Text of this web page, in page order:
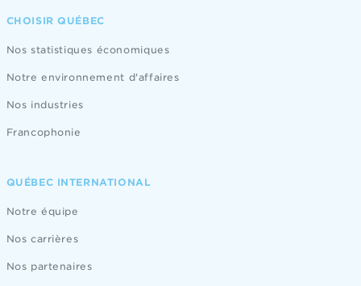
CHOISIR QUÉBEC
Nos statistiques économiques
Notre environnement d'affaires
Nos industries
Francophonie
QUÉBEC INTERNATIONAL
Notre équipe
Nos carrières
Nos partenaires